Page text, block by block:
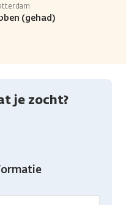
(gehad)
je zocht?